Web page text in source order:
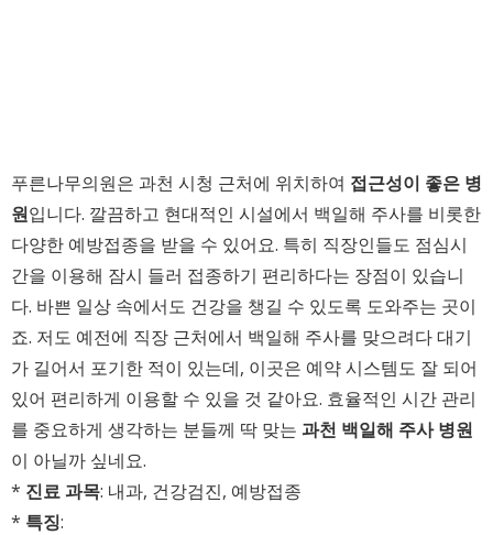
푸른나무의원은 과천 시청 근처에 위치하여 접근성이 좋은 병
원입니다. 깔끔하고 현대적인 시설에서 백일해 주사를 비롯한
다양한 예방접종을 받을 수 있어요. 특히 직장인들도 점심시
간을 이용해 잠시 들러 접종하기 편리하다는 장점이 있습니
다. 바쁜 일상 속에서도 건강을 챙길 수 있도록 도와주는 곳이
죠. 저도 예전에 직장 근처에서 백일해 주사를 맞으려다 대기
가 길어서 포기한 적이 있는데, 이곳은 예약 시스템도 잘 되어
있어 편리하게 이용할 수 있을 것 같아요. 효율적인 시간 관리
를 중요하게 생각하는 분들께 딱 맞는 과천 백일해 주사 병원
이 아닐까 싶네요.
* 진료 과목: 내과, 건강검진, 예방접종
* 특징: